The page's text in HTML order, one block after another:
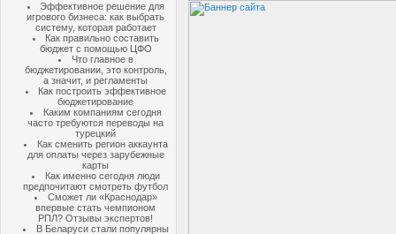
Эффективное решение для
игрового бизнеса: как выбрать
систему, которая работает
Как правильно составить
бюджет с помощью ЦФО
Что главное в
бюджетировании, это контроль,
а значит, и регламенты
Как построить эффективное
бюджетирование
Каким компаниям сегодня
часто требуются переводы на
турецкий
Как сменить регион аккаунта
для оплаты через зарубежные
карты
Как именно сегодня люди
предпочитают смотреть футбол
Сможет ли «Краснодар»
впервые стать чемпионом
РПЛ? Отзывы экспертов!
В Беларуси стали популярны